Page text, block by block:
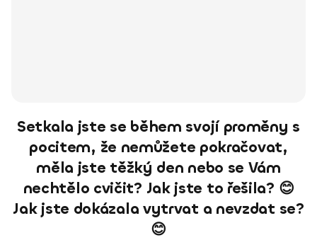
Setkala jste se během svojí proměny s
pocitem, že nemůžete pokračovat,
měla jste těžký den nebo se Vám
nechtělo cvičit? Jak jste to řešila? 😊
Jak jste dokázala vytrvat a nevzdat se?
😊